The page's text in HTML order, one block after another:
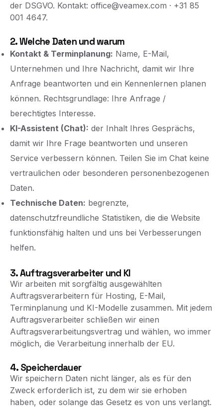
der DSGVO. Kontakt: office@veamex.com · +31 85
001 4647.
2. Welche Daten und warum
Kontakt & Terminplanung: Name, E-Mail,
Unternehmen und Ihre Nachricht, damit wir Ihre
Anfrage beantworten und ein Kennenlernen planen
können. Rechtsgrundlage: Ihre Anfrage /
berechtigtes Interesse.
KI-Assistent (Chat): der Inhalt Ihres Gesprächs,
damit wir Ihre Frage beantworten und unseren
Service verbessern können. Teilen Sie im Chat keine
vertraulichen oder besonderen personenbezogenen
Daten.
Technische Daten: begrenzte,
datenschutzfreundliche Statistiken, die die Website
funktionsfähig halten und uns bei Verbesserungen
helfen.
3. Auftragsverarbeiter und KI
Wir arbeiten mit sorgfältig ausgewählten
Auftragsverarbeitern für Hosting, E-Mail,
Terminplanung und KI-Modelle zusammen. Mit jedem
Auftragsverarbeiter schließen wir einen
Auftragsverarbeitungsvertrag und wählen, wo immer
möglich, die Verarbeitung innerhalb der EU.
4. Speicherdauer
Wir speichern Daten nicht länger, als es für den
Zweck erforderlich ist, zu dem wir sie erhoben
haben, oder solange das Gesetz es von uns verlangt.